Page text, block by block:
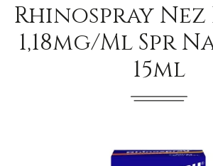
Rhinospray
1,18mg/ml Spr
15ml